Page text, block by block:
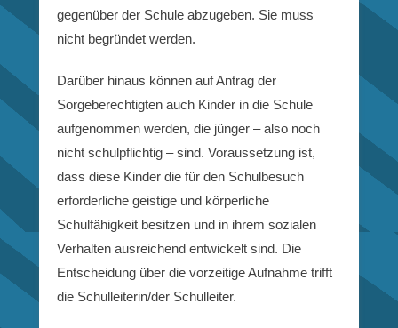
gegenüber der Schule abzugeben. Sie muss
nicht begründet werden.
Darüber hinaus können auf Antrag der
Sorgeberechtigten auch Kinder in die Schule
aufgenommen werden, die jünger – also noch
nicht schulpflichtig – sind. Voraussetzung ist,
dass diese Kinder die für den Schulbesuch
erforderliche geistige und körperliche
Schulfähigkeit besitzen und in ihrem sozialen
Verhalten ausreichend entwickelt sind. Die
Entscheidung über die vorzeitige Aufnahme trifft
die Schulleiterin/der Schulleiter.